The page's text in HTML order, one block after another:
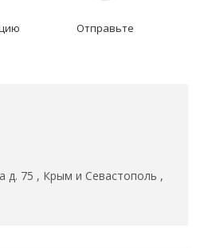
Отправьте
д. 75 , Крым и Севастополь ,